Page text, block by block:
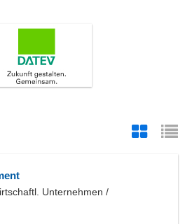
Unternehmen /